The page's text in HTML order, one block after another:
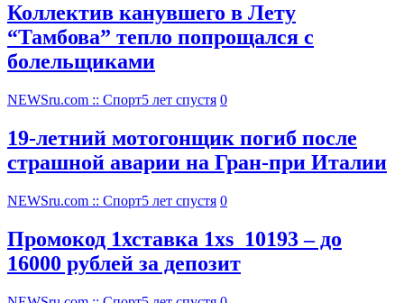
Коллектив канувшего в Лету
“Тамбова” тепло попрощался с
болельщиками
NEWSru.com :: Спорт5 лет спустя 0
19-летний мотогонщик погиб после
страшной аварии на Гран-при Италии
NEWSru.com :: Спорт5 лет спустя 0
Промокод 1хставка 1xs_10193 – до
16000 рублей за депозит